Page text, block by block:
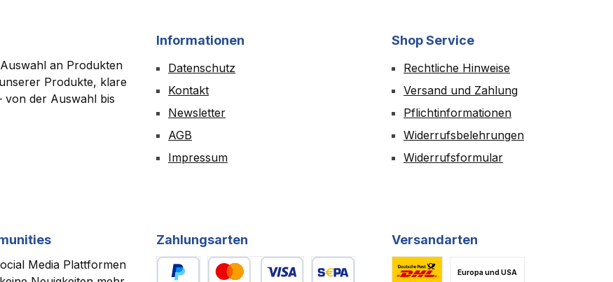
an Produkten
Produkte, klare
von der Auswahl bis
Informationen
Datenschutz
Kontakt
Newsletter
AGB
Impressum
Shop Service
Rechtliche Hinweise
Versand und Zahlung
Pflichtinformationen
Widerrufsbelehrungen
Widerrufsformular
Media Plattformen
Zahlungsarten Versandarten
Europa und USA